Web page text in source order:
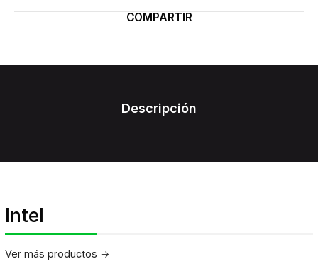
COMPARTIR
Descripción
Intel
Ver más productos